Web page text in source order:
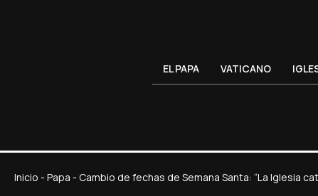
EL PAPA VATICANO
Inicio - Papa - Cambio de fechas de Semana Santa: “La Iglesia